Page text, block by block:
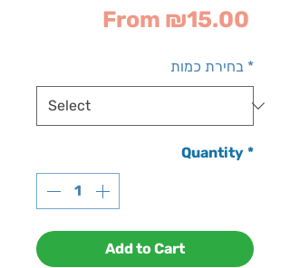
From ₪15.00
בחירת כמות *
Quantity *
Add to Cart